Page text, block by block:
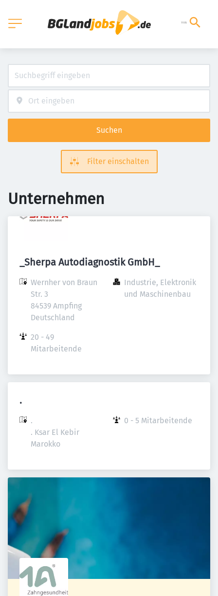
Suchen
Filter einschalten
Unternehmen
_Sherpa Autodiagnostik GmbH_
Wernher von Braun
Str. 3
84539 Ampfing
Deutschland
Industrie, Elektronik
und Maschinenbau
20 - 49
Mitarbeitende
.
.
. Ksar El Kebir
Marokko
0 - 5 Mitarbeitende